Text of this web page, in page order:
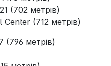
(702 метрів)
Center (712 метрів)
метрів)